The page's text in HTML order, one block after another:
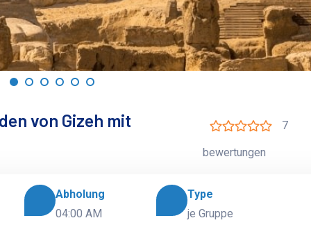
von Gizeh mit 7
bewertungen
Abholung
04:00 AM
Type
je Gruppe